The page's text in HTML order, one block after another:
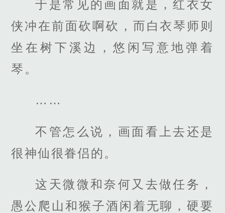
于是常见的画面就是，红衣女
侠冲在前面砍啊砍，而白衣琴师则
坐在树下溪边，悠闲写意地弹着
琴。
……
不管怎么说，画面看上去还是
很神仙很眷侣的。
这天微微和奈何又去做任务，
愚公爬山和猴子酒闲着无聊，硬要